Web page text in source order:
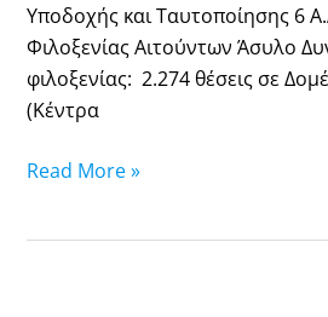
Υποδοχής και Ταυτοποίησης 6
Φιλοξενίας Αιτούντων Άσυλο
φιλοξενίας: 2.274 θέσεις σε
(Κέντρα
Read More »